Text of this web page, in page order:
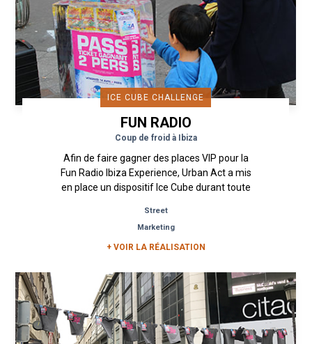
ICE CUBE CHALLENGE
FUN RADIO
Coup de froid à Ibiza
Afin de faire gagner des places VIP pour la
Fun Radio Ibiza Experience, Urban Act a mis
en place un dispositif Ice Cube durant toute
Street
Marketing
+ VOIR LA RÉALISATION